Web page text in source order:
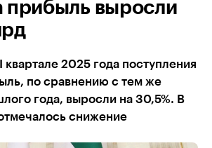
прибыль выросли
квартале 2025 года поступления
по сравнению с тем же
года, выросли на 30,5%. В
снижение